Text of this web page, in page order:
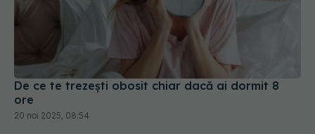
De ce te trezești obosit chiar dacă ai dormit 8
ore
20 noi 2025, 08:54